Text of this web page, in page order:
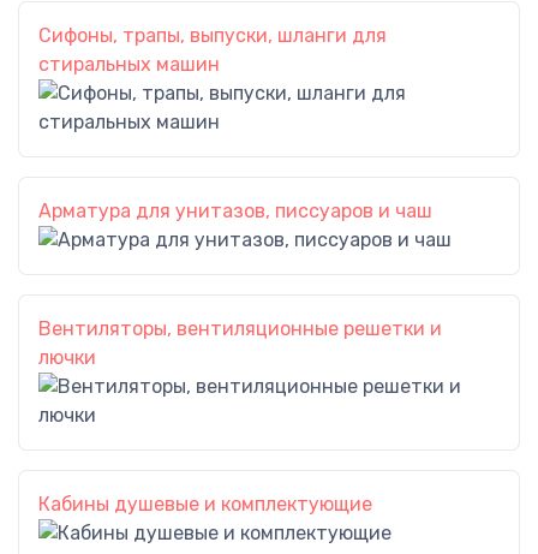
Сифоны, трапы, выпуски, шланги для
стиральных машин
Арматура для унитазов, писсуаров и чаш
Вентиляторы, вентиляционные решетки и
лючки
Кабины душевые и комплектующие